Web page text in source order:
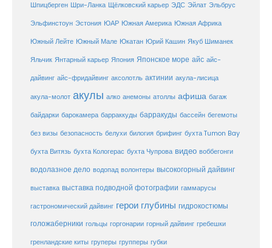
Шпицберген Шри-Ланка Щёлковский карьер ЭДС Эйлат Эльбрус
Эльфинстоун Эстония ЮАР Южная Америка Южная Африка
Южный Лейте Южный Мале Юкатан Юрий Кашин Якуб Шиманек
Яльчик Янтарный карьер Япония Японское море айс айс-
дайвинг айс-фридайвинг аксолотль актинии акула-лисица
акула-молот акулы алко анемоны атоллы афиша багаж
байдарки барокамера барраккуды барракуды бассейн бегемоты
без визы безопасность белухи билогия брифинг бухта Tumon Bay
бухта Витязь бухта Кологерас бухта Чупрова видео воббегонги
водолазное дело водопад волонтеры высокогорный дайвинг
выставка выставка подводной фотографии гаммарусы
гастрономический дайвинг герои глубины гидрокостюмы
голожаберники гольцы горгонарии горный дайвинг гребешки
гренландские киты груперы групперы губки